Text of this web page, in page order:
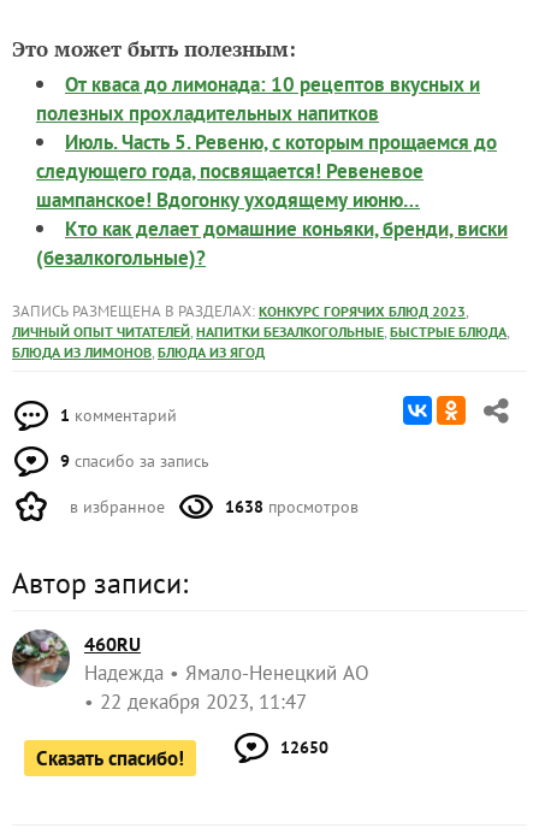
Это может быть полезным:
От кваса до лимонада: 10 рецептов вкусных и
полезных прохладительных напитков
Июль. Часть 5. Ревеню, с которым прощаемся до
следующего года, посвящается! Ревеневое
шампанское! Вдогонку уходящему июню…
Кто как делает домашние коньяки, бренди, виски
(безалкогольные)?
ЗАПИСЬ РАЗМЕЩЕНА В РАЗДЕЛАХ: КОНКУРС ГОРЯЧИХ БЛЮД 2023,
ЛИЧНЫЙ ОПЫТ ЧИТАТЕЛЕЙ, НАПИТКИ БЕЗАЛКОГОЛЬНЫЕ, БЫСТРЫЕ БЛЮДА,
БЛЮДА ИЗ ЛИМОНОВ, БЛЮДА ИЗ ЯГОД
1 комментарий
9 спасибо за запись
в избранное 1638 просмотров
Автор записи:
460RU
Надежда
Ямало-Ненецкий АО
22 декабря 2023, 11:47
Сказать спасибо! 12650